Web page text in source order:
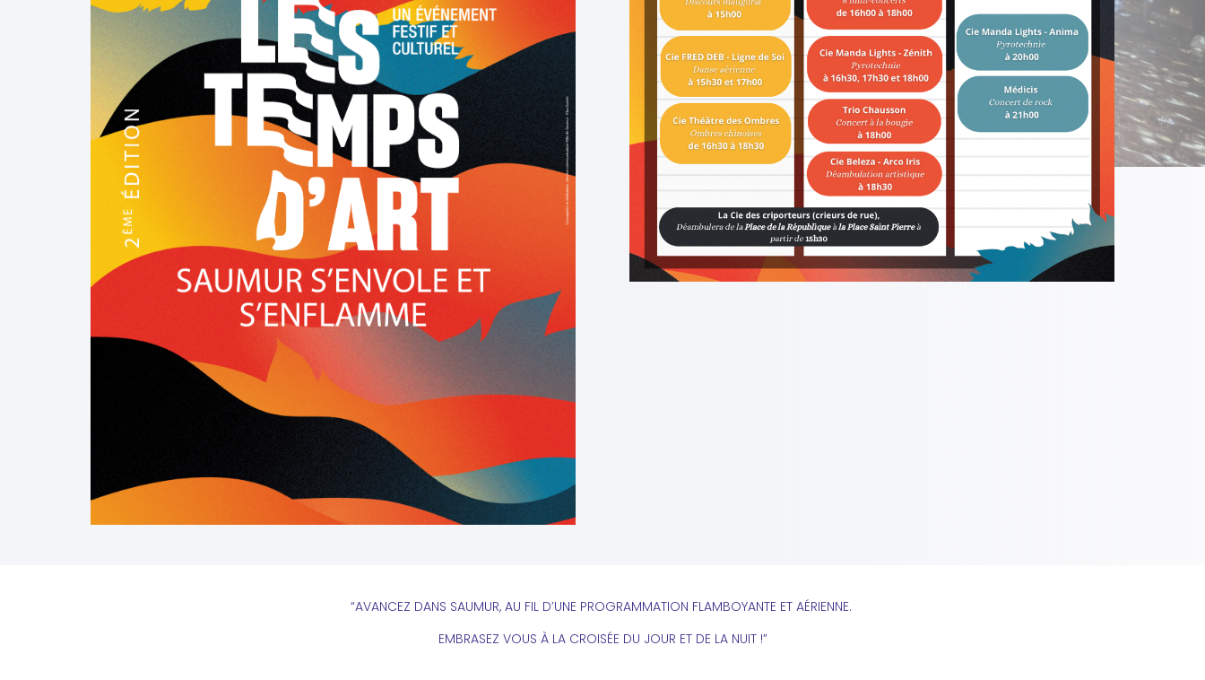
“AVANCEZ DANS SAUMUR, AU FIL D’UNE PROGRAMMATION FLAMBOYANTE ET AÉRIENNE.
EMBRASEZ VOUS À LA CROISÉE DU JOUR ET DE LA NUIT !”